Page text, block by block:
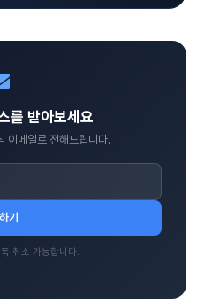
를 받아보세요
이메일로 전해드립니다.
기
취소 가능합니다.